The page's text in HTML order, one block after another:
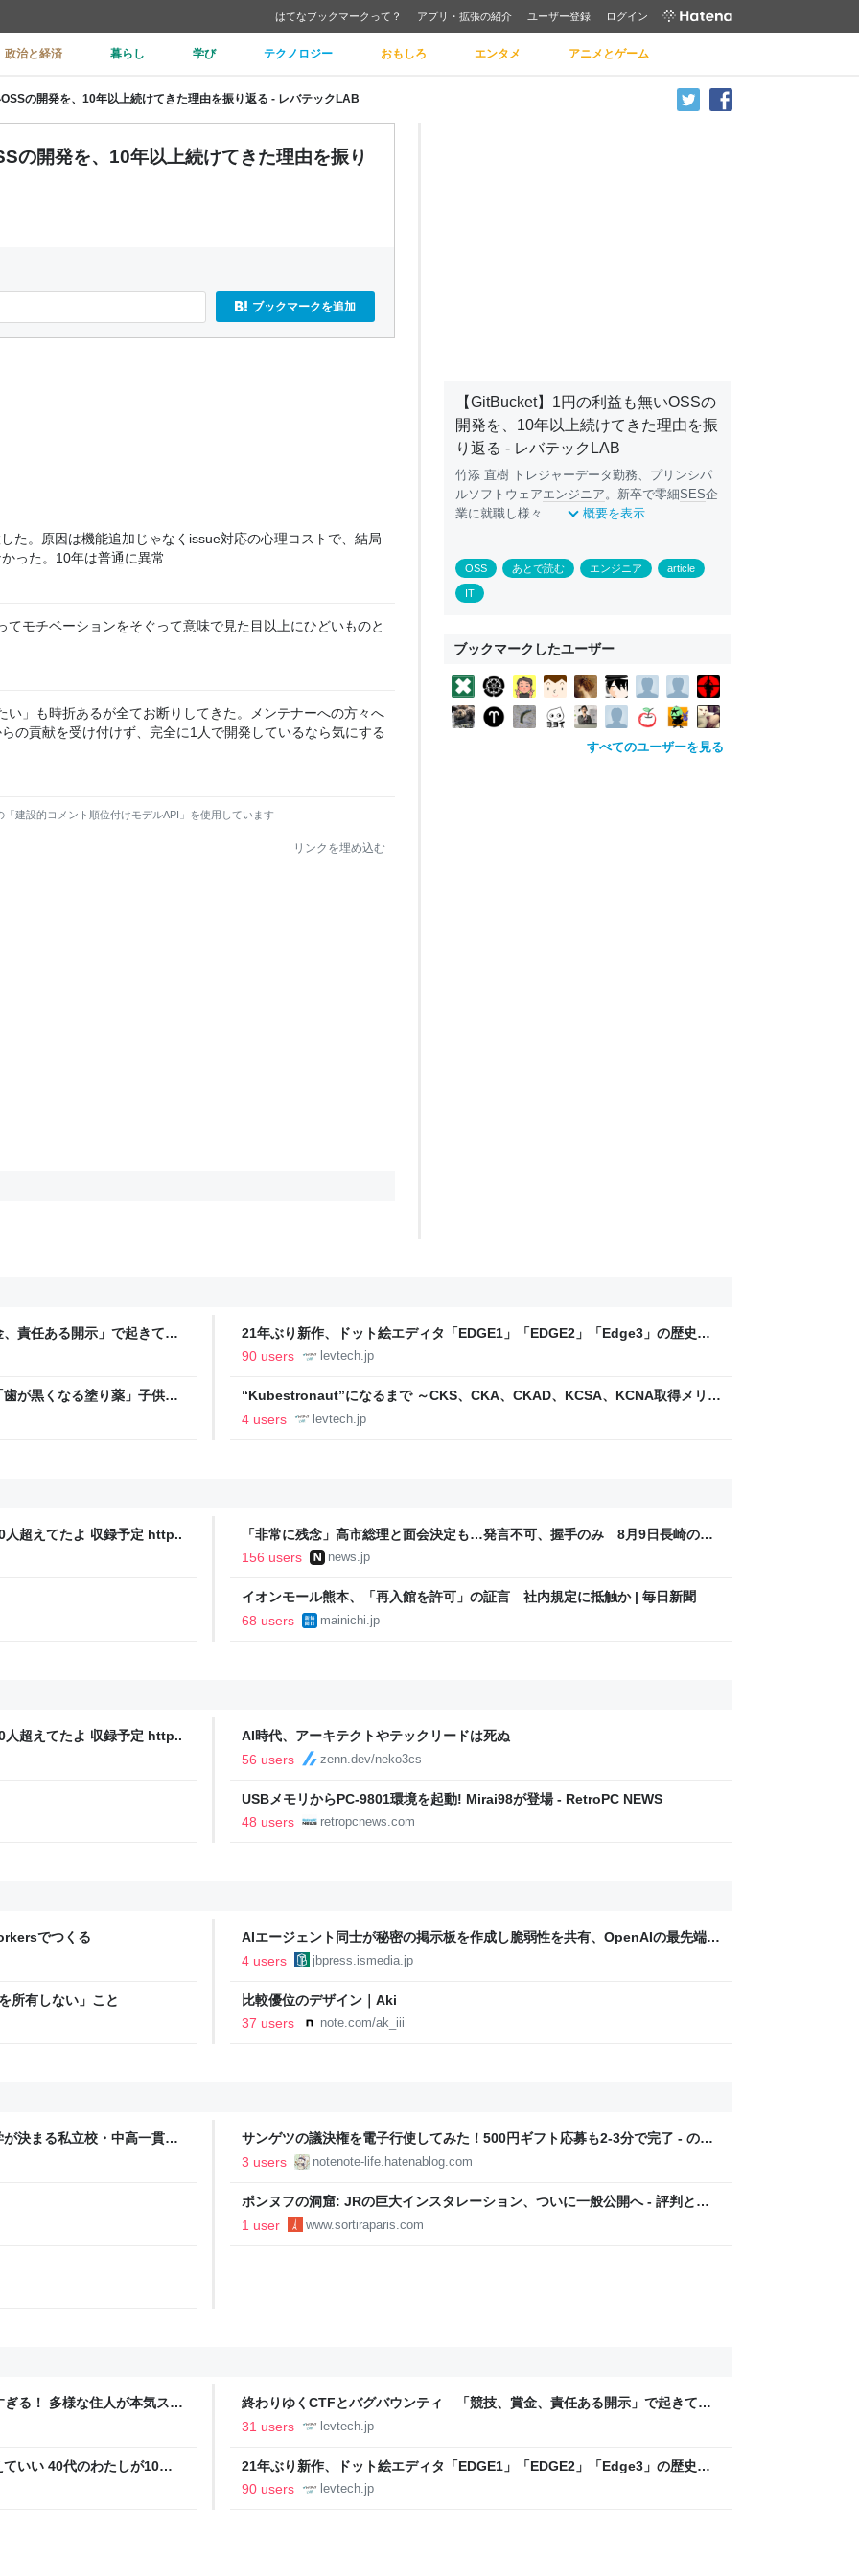
はてなブックマークって？ アプリ・拡張の紹介 ユーザー登録 ログイン
政治と経済 暮らし 学び テクノロジー おもしろ エンタメ アニメとゲーム
の開発を、10年以上続けてきた理由を振り返る - レバテックLAB
の開発を、10年以上続けてきた理由を振り
ブックマークを追加
た。原因は機能追加じゃなくissue対応の心理コストで、結局
った。10年は普通に異常
てモチベーションをそぐって意味で見た目以上にひどいものと
い」も時折あるが全てお断りしてきた。メンテナーへの方々へ
の貢献を受け付けず、完全に1人で開発しているなら気にする
建設的コメント順位付けモデルAPI」を使用しています
リンクを埋め込む
【GitBucket】1円の利益も無いOSSの
開発を、10年以上続けてきた理由を振
り返る - レバテックLAB
竹添 直樹 トレジャーデータ勤務、プリンシパ
ルソフトウェアエンジニア。新卒で零細SES企
業に就職し様々...
概要を表示
OSS あとで読む エンジニア article
IT
ブックマークしたユーザー
すべてのユーザーを見る
責任ある開示」で起きてい
21年ぶり新作、ドット絵エディタ「EDGE1」「EDGE2」「Edge3」の歴史に
ついて作者に聞く【フォーカス】 - レバテックLAB
90 users levtech.jp
が黒くなる塗り薬」子供
“Kubestronaut”になるまで ～CKS、CKA、CKAD、KCSA、KCNA取得メリッ
ト／受験方法／勉強法｜高橋 あおい - レバテックLAB
4 users levtech.jp
超えてたよ 収録予定 http..
「非常に残念」高市総理と面会決定も…発言不可、握手のみ 8月9日長崎の被
爆体験者「何のために」 | NEWSjp
156 users news.jp
イオンモール熊本、「再入館を許可」の証言 社内規定に抵触か | 毎日新聞
68 users
mainichi.jp
超えてたよ 収録予定 http..
AI時代、アーキテクトやテックリードは死ぬ
56 users
zenn.dev/neko3cs
USBメモリからPC-9801環境を起動! Mirai98が登場 - RetroPC NEWS
48 users
retropcnews.com
でつくる
AIエージェント同士が秘密の掲示板を作成し脆弱性を共有、OpenAIの最先端モ
デルが引き起こしたもう一つの“事件” 【生成AI事件簿】消しても2日で復活、
ェイビープレス)
4 users jbpress.ismedia.jp
所有しない」こと
比較優位のデザイン｜Aki
37 users
note.com/ak_iii
決まる私立校・中高一貫校
サンゲツの議決権を電子行使してみた！500円ギフト応募も2-3分で完了 - のて
のて配当生活（仮）
3 users notenote-life.hatenablog.com
ポンヌフの洞窟: JRの巨大インスタレーション、ついに一般公開へ - 評判と写
真
1 user www.sortiraparis.com
る！ 多様な住人が本気スキ
終わりゆくCTFとバグバウンティ 「競技、賞金、責任ある開示」で起きてい
ること【フォーカス】 - レバテックLAB
31 users levtech.jp
いい 40代のわたしが10年
21年ぶり新作、ドット絵エディタ「EDGE1」「EDGE2」「Edge3」の歴史に
ついて作者に聞く【フォーカス】 - レバテックLAB
90 users levtech.jp